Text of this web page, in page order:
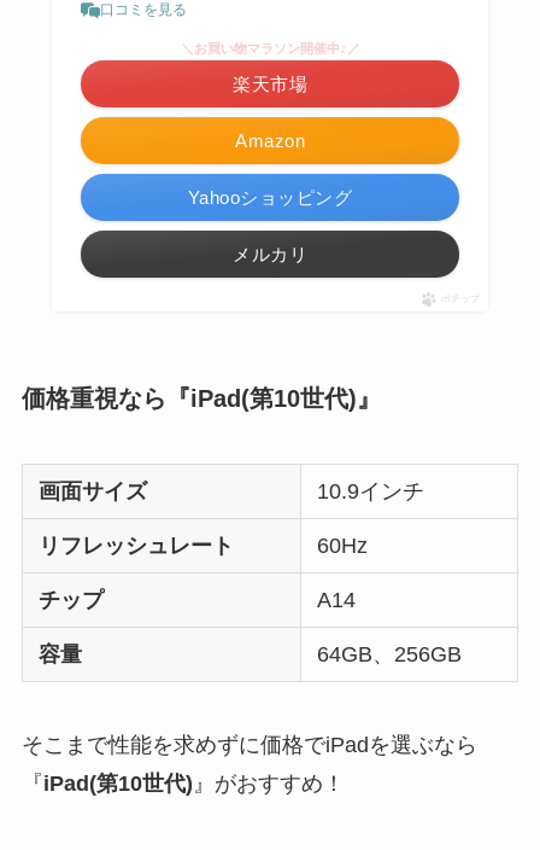
口コミを見る
Amazon
＼お買い物マラソン開催中♪／
楽天市場
Yahooショッピング
メルカリ
ポチップ
価格重視なら『iPad(第10世代)』
画面サイズ 10.9インチ
リフレッシュレート 60Hz
チップ A14
容量 64GB、256GB
そこまで性能を求めずに価格でiPadを選ぶなら
『iPad(第10世代) 』がおすすめ！